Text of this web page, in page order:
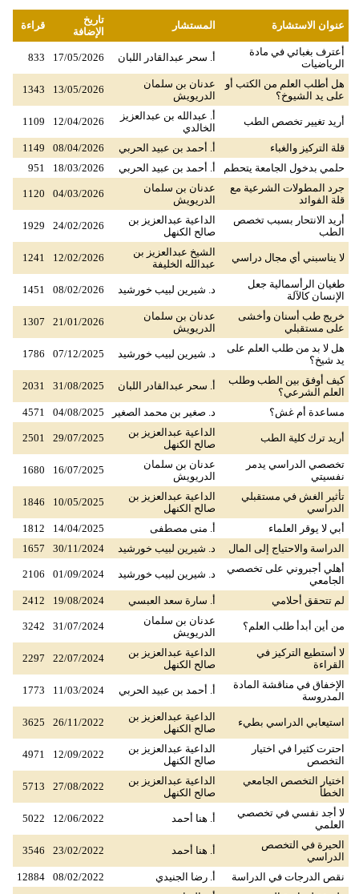
عنوان الاستشارة المستشار
تاريخ
الإضافة
قراءة
أعترف بغبائي في مادة
الرياضيات
أ. سحر عبدالقادر اللبان 17/05/2026
833
هل أطلب العلم من الكتب أو
على يد الشيوخ؟
عدنان بن سلمان
الدريويش
13/05/2026
1343
أريد تغيير تخصص الطب
أ. عبدالله بن عبدالعزيز
الخالدي
12/04/2026
1109
قلة التركيز والغباء أ. أحمد بن عبيد الحربي 08/04/2026
1149
حلمي بدخول الجامعة يتحطم
أ. أحمد بن عبيد الحربي 18/03/2026
951
جرد المطولات الشرعية مع
قلة الفوائد
عدنان بن سلمان
الدريويش
04/03/2026
1120
أريد الانتحار بسبب تخصص
الطب
الداعية عبدالعزيز بن
صالح الكنهل
24/02/2026
1929
لا يناسبني أي مجال دراسي
الشيخ عبدالعزيز بن
عبدالله الخليفة
12/02/2026
1241
طغيان الرأسمالية جعل
الإنسان كالآلة
د. شيرين لبيب خورشيد 08/02/2026
1451
خريج طب أسنان وأخشى
على مستقبلي
عدنان بن سلمان
الدريويش
21/01/2026
1307
هل لا بد من طلب العلم على
يد شيخ؟
د. شيرين لبيب خورشيد 07/12/2025
1786
كيف أوفق بين الطب وطلب
العلم الشرعي؟
أ. سحر عبدالقادر اللبان 31/08/2025
2031
مساعدة أم غش؟ د. صغير بن محمد الصغير 04/08/2025
4571
أريد ترك كلية الطب
الداعية عبدالعزيز بن
صالح الكنهل
29/07/2025
2501
تخصصي الدراسي يدمر
نفسيتي
عدنان بن سلمان
الدريويش
16/07/2025
1680
تأثير الغش في مستقبلي
الدراسي
الداعية عبدالعزيز بن
صالح الكنهل
10/05/2025
1846
أبي لا يوقر العلماء أ. منى مصطفى 14/04/2025
1812
الدراسة والاحتياج إلى المال
د. شيرين لبيب خورشيد 30/11/2024
1657
أهلي أجبروني على تخصصي
الجامعي
د. شيرين لبيب خورشيد 01/09/2024
2106
لم تتحقق أحلامي أ. سارة سعد العبسي 19/08/2024
2412
من أين أبدأ طلب العلم؟
عدنان بن سلمان
الدريويش
31/07/2024
3242
لا أستطيع التركيز في
القراءة
الداعية عبدالعزيز بن
صالح الكنهل
22/07/2024
2297
الإخفاق في مناقشة المادة
المدروسة
أ. أحمد بن عبيد الحربي 11/03/2024
1773
استيعابي الدراسي بطيء
الداعية عبدالعزيز بن
صالح الكنهل
26/11/2022
3625
احترت كثيرا في اختيار
التخصص
الداعية عبدالعزيز بن
صالح الكنهل
12/09/2022
4971
اختيار التخصص الجامعي
الخطأ
الداعية عبدالعزيز بن
صالح الكنهل
27/08/2022
5713
لا أجد نفسي في تخصصي
العلمي
أ. هنا أحمد 12/06/2022
5022
الحيرة في التخصص
الدراسي
أ. هنا أحمد 23/02/2022
3546
نقص الدرجات في الدراسة أ. رضا الجنيدي 08/02/2022
12884